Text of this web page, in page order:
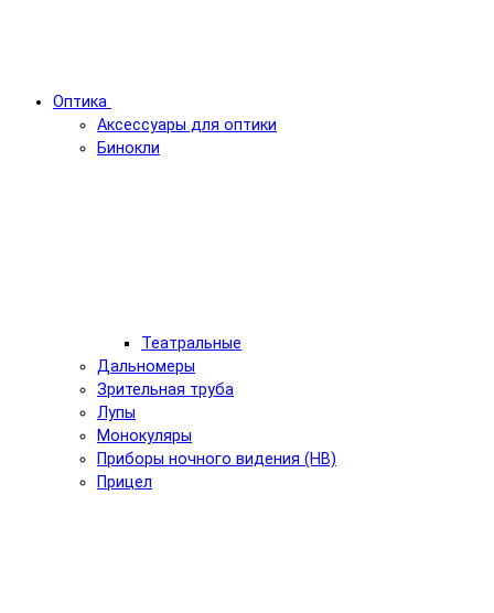
Оптика
Аксессуары для оптики
Бинокли
Театральные
Дальномеры
Зрительная труба
Лупы
Монокуляры
Приборы ночного видения (НВ)
Прицел